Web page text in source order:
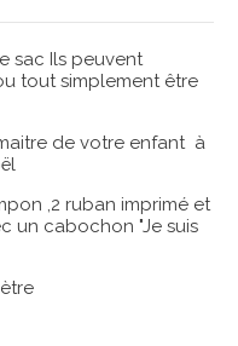
sac Ils peuvent
tout simplement être
de votre enfant à
,2 ruban imprimé et
un cabochon "Je suis